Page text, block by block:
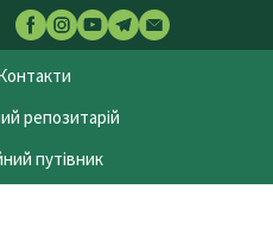
репозитарій
путівник